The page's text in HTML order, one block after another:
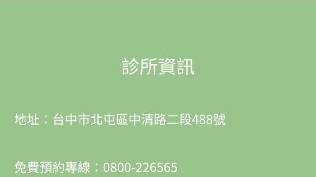
診所資訊
地址：台中市北屯區中清路二段488號
免費預約專線：0800-226565